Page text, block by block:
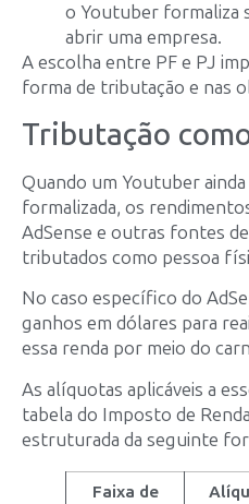
o Youtuber formaliza
abrir uma empresa.
A escolha entre PF e PJ
forma de tributação e nas
Tributação
Quando um Youtuber
formalizada, os
AdSense e outras fontes
tributados como pessoa
No caso específico do
ganhos em dólares para
essa renda por meio do
As alíquotas aplicáveis a
tabela do Imposto de
estruturada da seguinte
Faixa de